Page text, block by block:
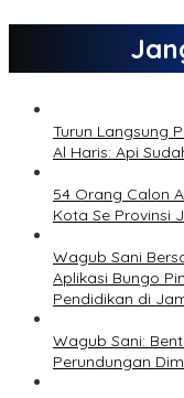
Turun Langsung
Al Haris: Api
54 Orang Calon
Kota Se Provinsi
Wagub Sani
Aplikasi Bungo
Pendidikan di
Wagub Sani:
Perundungan